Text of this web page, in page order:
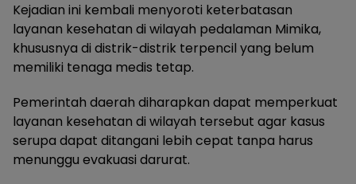
Kejadian ini kembali menyoroti keterbatasan
layanan kesehatan di wilayah pedalaman Mimika,
khususnya di distrik-distrik terpencil yang belum
memiliki tenaga medis tetap.
Pemerintah daerah diharapkan dapat memperkuat
layanan kesehatan di wilayah tersebut agar kasus
serupa dapat ditangani lebih cepat tanpa harus
menunggu evakuasi darurat.